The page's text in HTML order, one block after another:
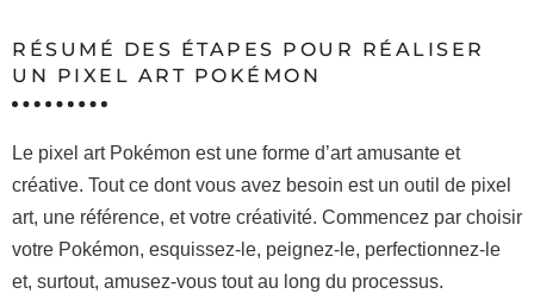
RÉSUMÉ DES ÉTAPES POUR RÉALISER
UN PIXEL ART POKÉMON
Le pixel art Pokémon est une forme d’art amusante et
créative. Tout ce dont vous avez besoin est un outil de pixel
art, une référence, et votre créativité. Commencez par choisir
votre Pokémon, esquissez-le, peignez-le, perfectionnez-le
et, surtout, amusez-vous tout au long du processus.